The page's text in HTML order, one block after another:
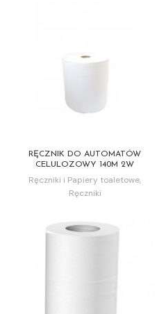
RĘCZNIK DO AUTOMATÓW
CELULOZOWY 140M 2W
Ręczniki i Papiery toaletowe,
Ręczniki